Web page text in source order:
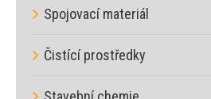
Spojovací materiál
Čistící prostředky